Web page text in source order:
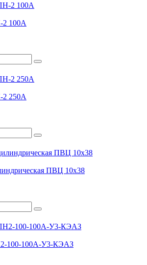
2 100А
2 250А
ПВЦ 10х38
100-100А-У3-КЭАЗ